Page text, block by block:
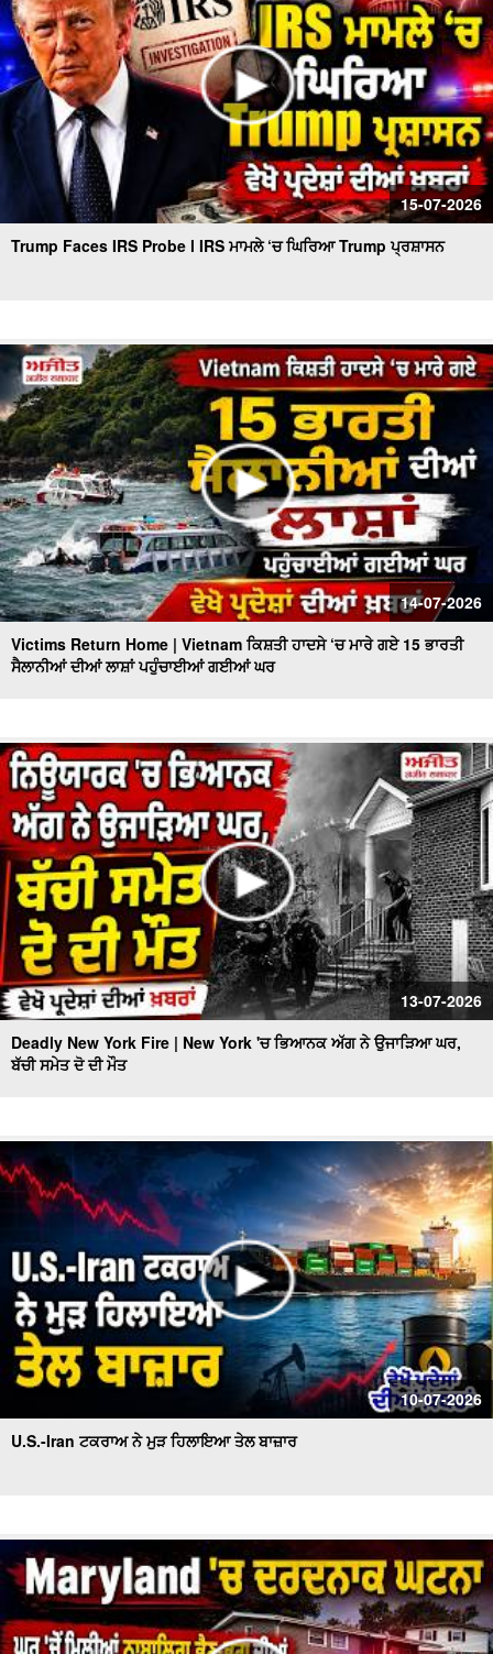
15-07-2026
Trump Faces IRS Probe l IRS ਮਾਮਲੇ ‘ਚ ਘਿਰਿਆ Trump ਪ੍ਰਸ਼ਾਸਨ
14-07-2026
Victims Return Home | Vietnam ਕਿਸ਼ਤੀ ਹਾਦਸੇ ‘ਚ ਮਾਰੇ ਗਏ 15 ਭਾਰਤੀ
ਸੈਲਾਨੀਆਂ ਦੀਆਂ ਲਾਸ਼ਾਂ ਪਹੁੰਚਾਈਆਂ ਗਈਆਂ ਘਰ
13-07-2026
Deadly New York Fire | New York 'ਚ ਭਿਆਨਕ ਅੱਗ ਨੇ ਉਜਾੜਿਆ ਘਰ,
ਬੱਚੀ ਸਮੇਤ ਦੋ ਦੀ ਮੌਤ
10-07-2026
U.S.-Iran ਟਕਰਾਅ ਨੇ ਮੁੜ ਹਿਲਾਇਆ ਤੇਲ ਬਾਜ਼ਾਰ